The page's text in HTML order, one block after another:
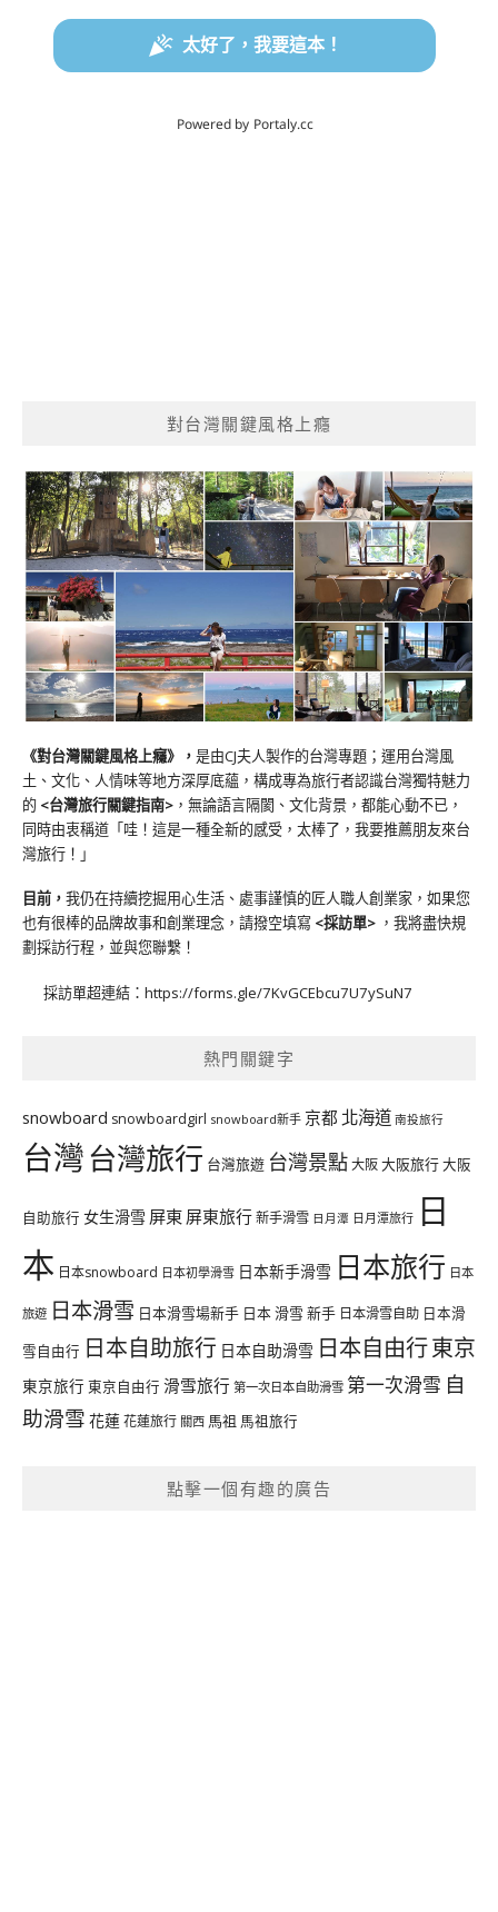
對台灣關鍵風格上癮
《對台灣關鍵風格上癮》 ， 是由CJ夫人製作的台灣專題；運用台灣風
土、文化、人情味等地方深厚底蘊，構成專為旅行者認識台灣獨特魅力
的 <台灣旅行關鍵指南> ，無論語言隔閡、文化背景，都能心動不已，
同時由衷稱道「哇！這是一種全新的感受，太棒了，我要推薦朋友來台
灣旅行！」
目前， 我仍在持續挖掘用心生活、處事謹慎的匠人職人創業家，如果您
也有很棒的品牌故事和創業理念，請撥空填寫 <採訪單> ，我將盡快規
劃採訪行程，並與您聯繫！
採訪單超連結： https://forms.gle/7KvGCEbcu7U7ySuN7
熱門關鍵字
snowboard snowboardgirl snowboard新手 京都 北海道 南投旅行
台灣台灣旅行 台灣旅遊 台灣景點大阪大阪旅行大阪
自助旅行 女生滑雪 屏東 屏東旅行新手滑雪 日月潭 日月潭旅行 日
本 日本snowboard 日本初學滑雪 日本新手滑雪 日本旅行 日本
旅遊 日本滑雪 日本滑雪場新手 日本 滑雪 新手 日本滑雪自助 日本滑
雪自由行 日本自助旅行 日本自助滑雪 日本自由行東京
東京旅行 東京自由行 滑雪旅行 第一次日本自助滑雪 第一次滑雪 自
助滑雪 花蓮花蓮旅行 關西 馬祖 馬祖旅行
點擊一個有趣的廣告